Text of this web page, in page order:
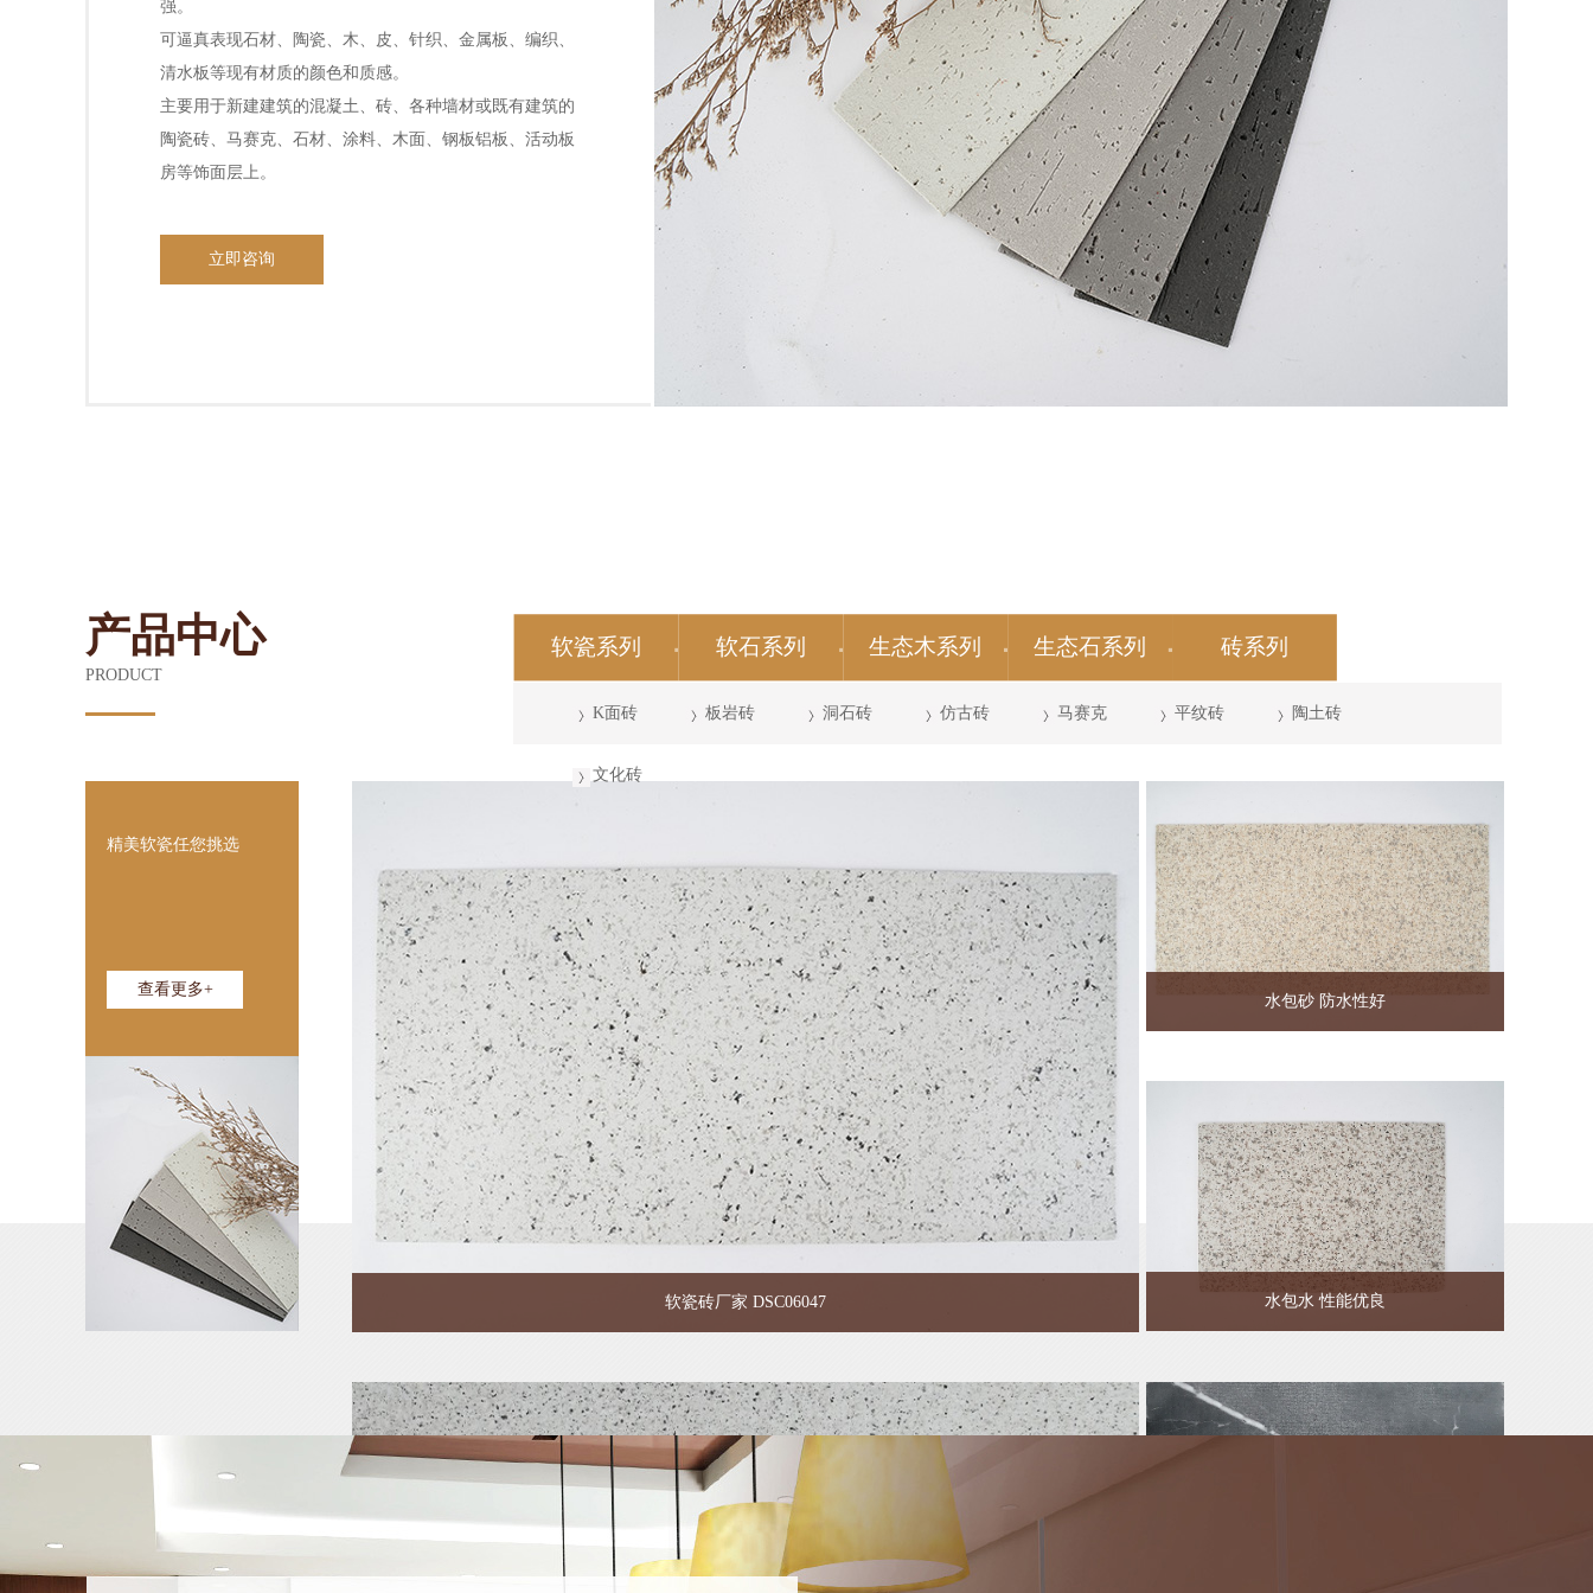
强。
可逼真表现石材、陶瓷、木、皮、针织、金属板、编织、
清水板等现有材质的颜色和质感。
主要用于新建建筑的混凝土、砖、各种墙材或既有建筑的
陶瓷砖、马赛克、石材、涂料、木面、钢板铝板、活动板
房等饰面层上。
立即咨询
产品中心
PRODUCT
精美软瓷任您挑选
查看更多+
软瓷系列 软石系列 生态木系列 生态石系列 砖系列
软瓷砖厂家 DSC06047
水包砂 防水性好
水包水 性能优良
彩石系列 匠石系列 晶石系列
板岩 布纹石 洞石 连体条石
K面砖 板岩砖 洞石砖 仿古砖 马赛克 平纹砖 陶土砖
文化砖